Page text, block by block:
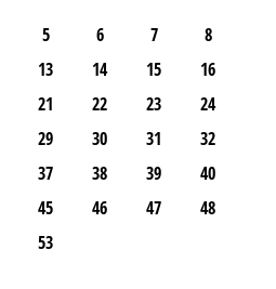
5 6 7
8
13 14 15
16
21 22 23
24
29 30 31
32
37 38 39
40
45 46 47
48
53